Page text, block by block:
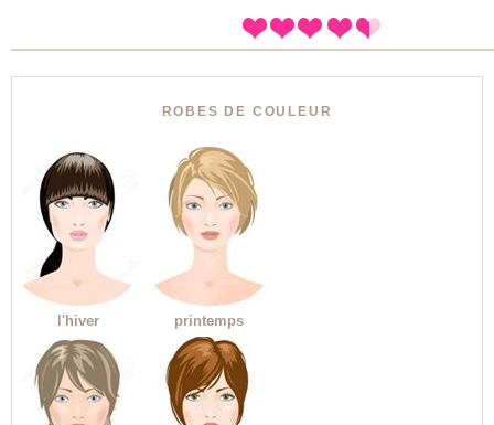
ROBES DE COULEUR
l'hiver printemps